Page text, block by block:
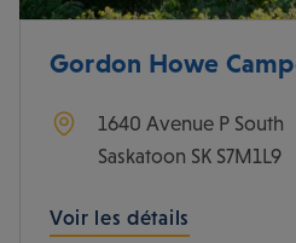
Gordon Howe
1640 Avenue P South
Saskatoon SK S7M1L9
Voir les détails